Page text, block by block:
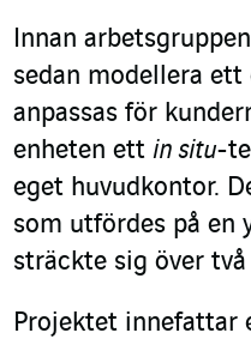
Innan
sedan modellera
anpassas för
enheten ett in situ-
eget huvudkontor.
som utfördes på en
sträckte sig över två
Projektet innefattar